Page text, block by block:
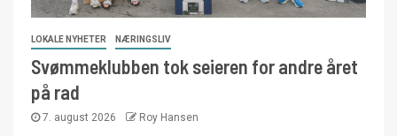
LOKALE NYHETER NÆRINGSLIV
Svømmeklubben tok seieren for andre året
på rad
7. august 2026 Roy Hansen